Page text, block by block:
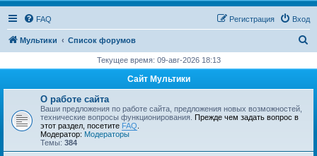
FAQ Вход
Регистрация
Мультики Список форумов
с
Текущее время: 09-авг-2026 18:13
Сайт Мультики
О работе сайта
Ваши предложения по работе сайта, предложения новых возможностей,
технические вопросы функционирования. Прежде чем задать вопрос в
этот раздел, посетите FAQ
Модератор: Модераторы
Темы: 384